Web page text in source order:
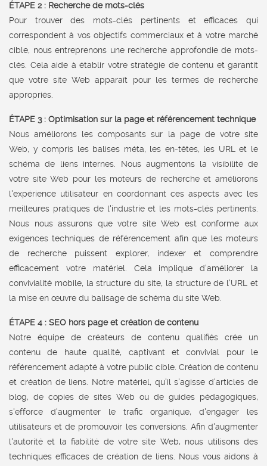
ÉTAPE 2 : Recherche de mots-clés
Pour trouver des mots-clés pertinents et efficaces qui
correspondent à vos objectifs commerciaux et à votre marché
cible, nous entreprenons une recherche approfondie de mots-
clés. Cela aide à établir votre stratégie de contenu et garantit
que votre site Web apparaît pour les termes de recherche
appropriés.
ÉTAPE 3 : Optimisation sur la page et référencement technique
Nous améliorons les composants sur la page de votre site
Web, y compris les balises méta, les en-têtes, les URL et le
schéma de liens internes. Nous augmentons la visibilité de
votre site Web pour les moteurs de recherche et améliorons
l'expérience utilisateur en coordonnant ces aspects avec les
meilleures pratiques de l'industrie et les mots-clés pertinents.
Nous nous assurons que votre site Web est conforme aux
exigences techniques de référencement afin que les moteurs
de recherche puissent explorer, indexer et comprendre
efficacement votre matériel. Cela implique d'améliorer la
convivialité mobile, la structure du site, la structure de l'URL et
la mise en œuvre du balisage de schéma du site Web.
ÉTAPE 4 : SEO hors page et création de contenu
Notre équipe de créateurs de contenu qualifiés crée un
contenu de haute qualité, captivant et convivial pour le
référencement adapté à votre public cible. Création de contenu
et création de liens. Notre matériel, qu'il s'agisse d'articles de
blog, de copies de sites Web ou de guides pédagogiques,
s'efforce d'augmenter le trafic organique, d'engager les
utilisateurs et de promouvoir les conversions. Afin d'augmenter
l'autorité et la fiabilité de votre site Web, nous utilisons des
techniques efficaces de création de liens. Nous vous aidons à